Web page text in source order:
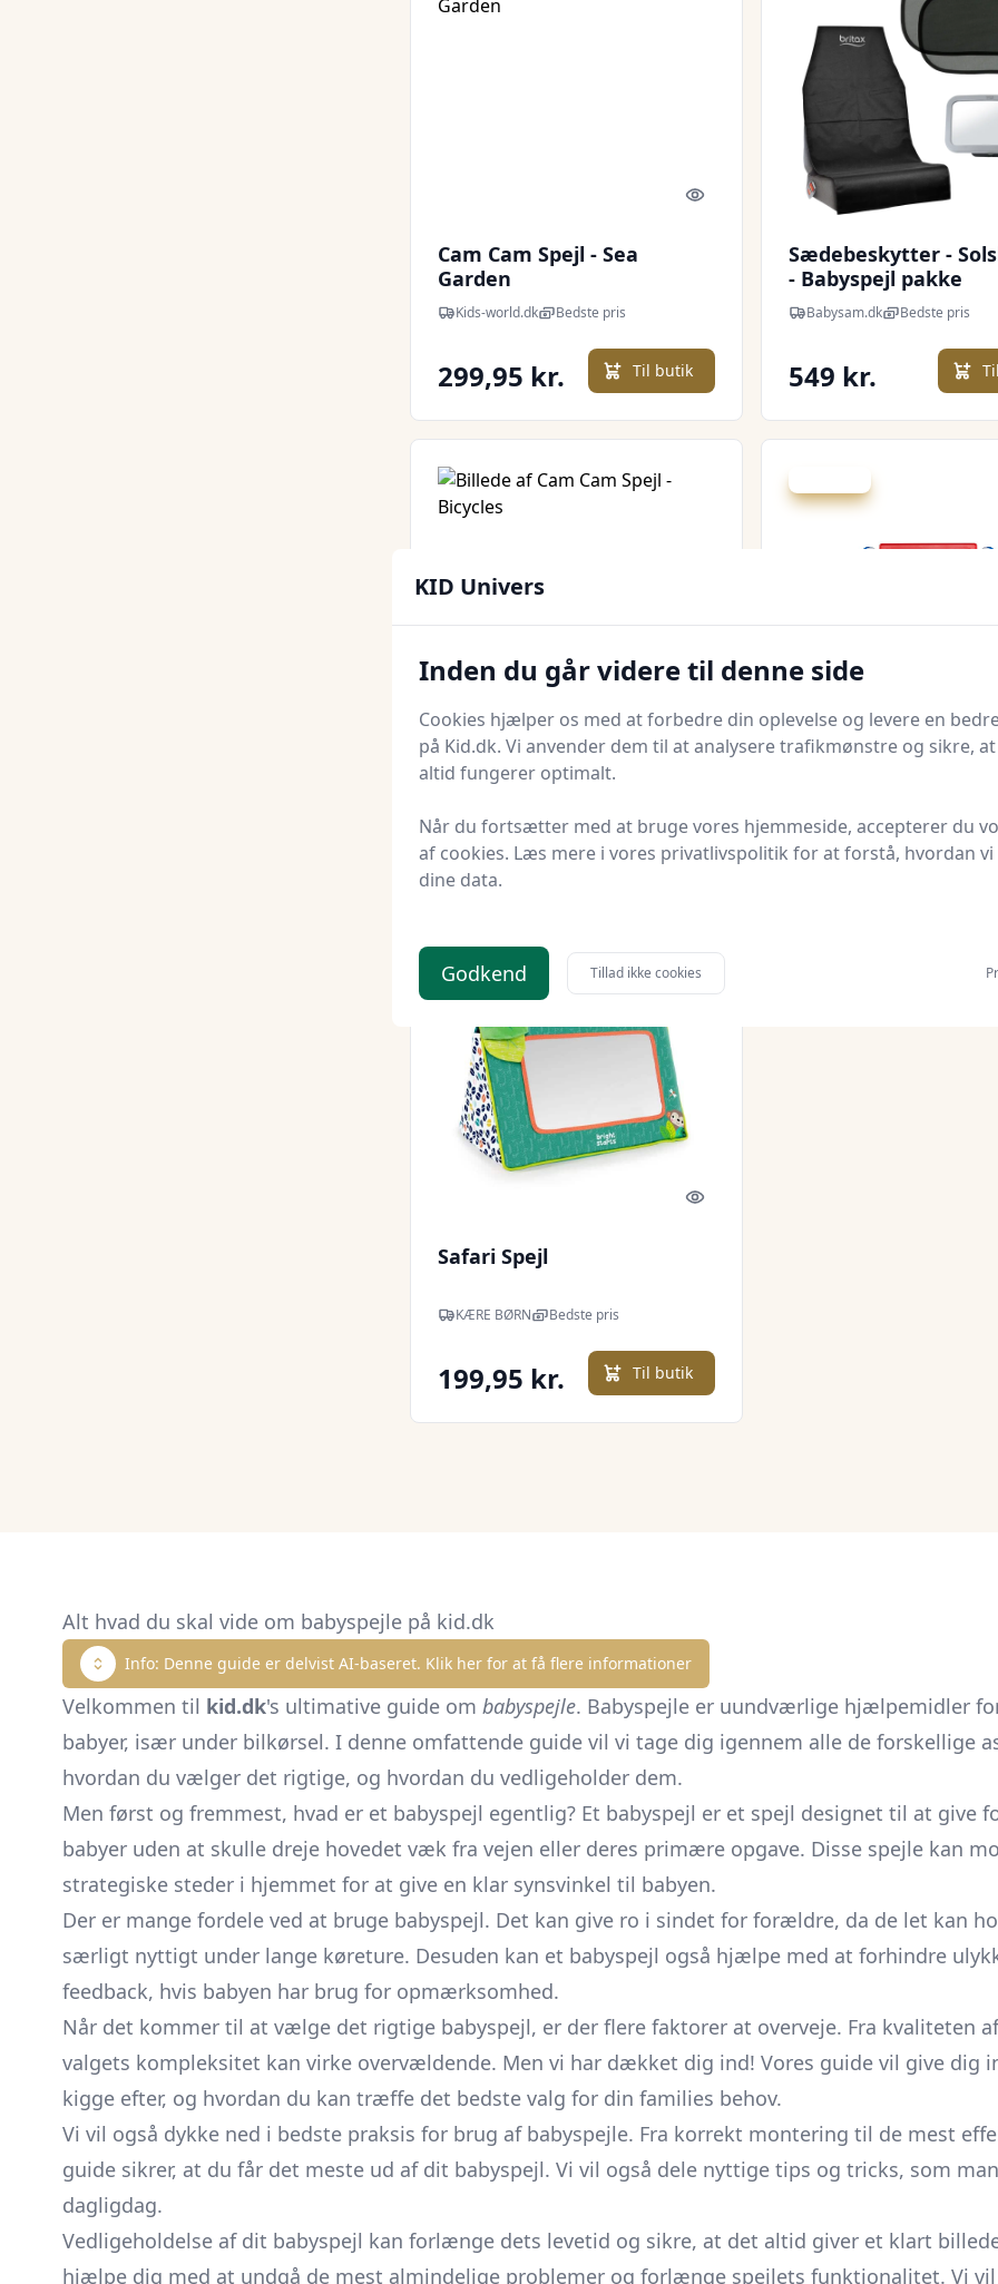
Quick look
Cam Cam Spejl - Sea
Garden
Kids-world.dk Bedste pris
299,95 kr. Til butik
Sædebeskytter -
- Babyspejl pakke
Babysam.dk Bedste pris
549 kr.
Cam Cam Spejl - Bicycles
299,95 kr. Til butik
Krea Roll Mirror
Quick look
Safari Spejl
KÆRE BØRN Bedste pris
199,95 kr. Til butik
Alt hvad du skal vide om babyspejle på kid.dk
Info: Denne guide er delvist AI-baseret. Klik her for at få flere informationer
Velkommen til kid.dk's ultimative guide om babyspejle. Babyspejle er uundværlige hjælpemidler
babyer, især under bilkørsel. I denne omfattende guide vil vi tage dig igennem alle de forskellige
hvordan du vælger det rigtige, og hvordan du vedligeholder dem.
Men først og fremmest, hvad er et babyspejl egentlig? Et babyspejl er et spejl designet til at give
babyer uden at skulle dreje hovedet væk fra vejen eller deres primære opgave. Disse spejle kan
strategiske steder i hjemmet for at give en klar synsvinkel til babyen.
Der er mange fordele ved at bruge babyspejl. Det kan give ro i sindet for forældre, da de let kan
særligt nyttigt under lange køreture. Desuden kan et babyspejl også hjælpe med at forhindre
feedback, hvis babyen har brug for opmærksomhed.
Når det kommer til at vælge det rigtige babyspejl, er der flere faktorer at overveje. Fra kvaliteten
valgets kompleksitet kan virke overvældende. Men vi har dækket dig ind! Vores guide vil give dig
kigge efter, og hvordan du kan træffe det bedste valg for din families behov.
Vi vil også dykke ned i bedste praksis for brug af babyspejle. Fra korrekt montering til de mest
guide sikrer, at du får det meste ud af dit babyspejl. Vi vil også dele nyttige tips og tricks, som
dagligdag.
Vedligeholdelse af dit babyspejl kan forlænge dets levetid og sikre, at det altid giver et klart
hjælpe dig med at undgå de mest almindelige problemer og forlænge spejlets funktionalitet. Vi
KID Univers
Inden du går videre til denne side
Cookies hjælper os med at forbedre din oplevelse og levere en
på Kid.dk. Vi anvender dem til at analysere trafikmønstre og sikre,
altid fungerer optimalt.
Når du fortsætter med at bruge vores hjemmeside, accepterer du
af cookies. Læs mere i vores privatlivspolitik for at forstå, hvordan
dine data.
Godkend Tillad ikke cookies